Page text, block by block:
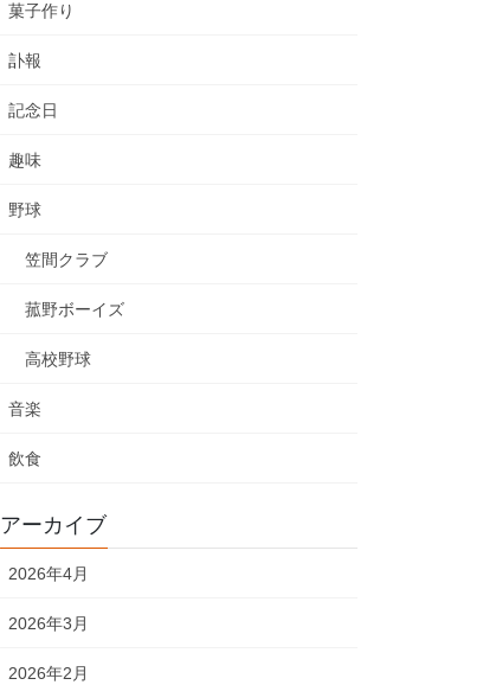
菓子作り
訃報
記念日
趣味
野球
笠間クラブ
菰野ボーイズ
高校野球
音楽
飲食
アーカイブ
2026年4月
2026年3月
2026年2月